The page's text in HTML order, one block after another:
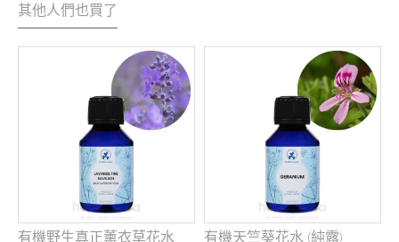
其他人們也買了
有機野生真正薰衣草花水
有機天竺葵花水 (純露)